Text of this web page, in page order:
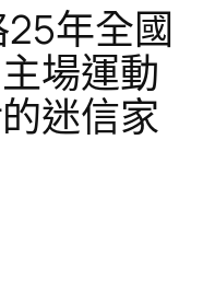
年全國
場運動
迷信家